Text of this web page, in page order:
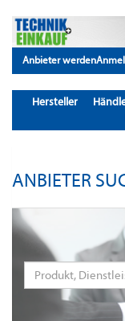
Anbieter werden
Hersteller
ANBIETER